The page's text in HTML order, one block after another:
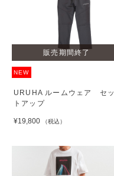
販売期間終了
NEW
URUHA ルームウェア セッ
トアップ
¥19,800 （税込）